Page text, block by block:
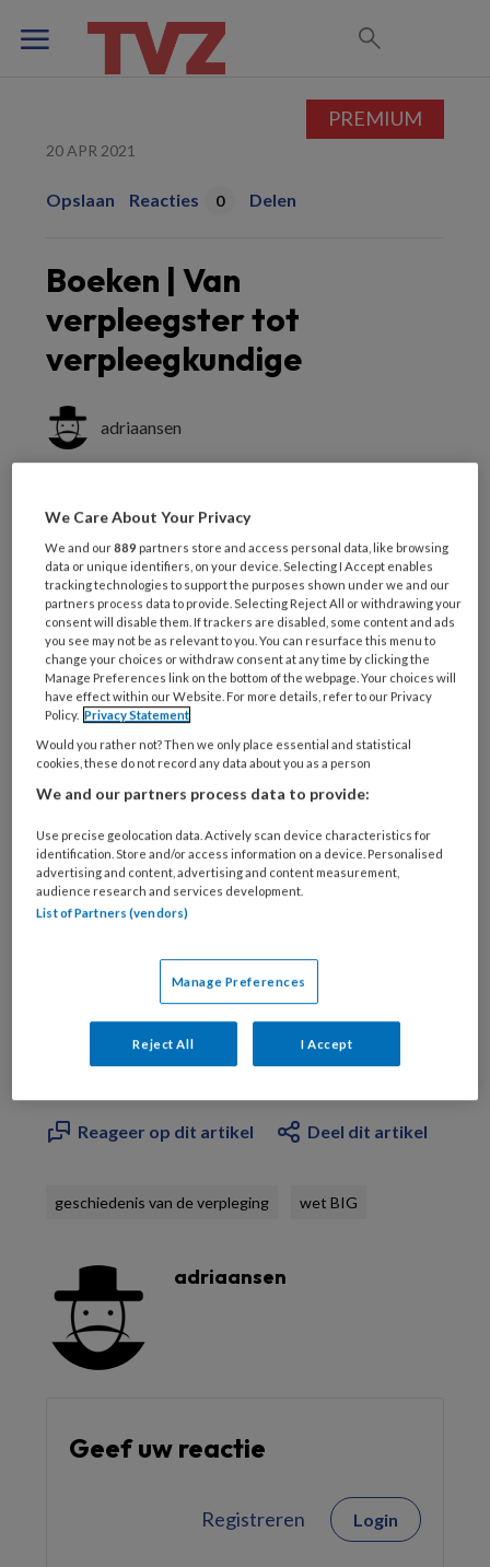
20 APR 2021
Opslaan Reacties 0 Delen
Boeken | Van
verpleegster tot
verpleegkundige
adriaansen
geleden dat de 'Wet tot wettelijke
bescherming van het diploma voor
ziekenverpleging' tot stand kwam.
Daarom schreef Rob van der Peet het
boek Van Verpleegster tot
Verpleegkundige.
Hoe is het boek tot stand
PREMIUM
Al abonnee?Log dan in
PREMIUM
Reageer op dit artikel Deel dit artikel
geschiedenis van de verpleging wet BIG
adriaansen
Geef uw reactie
Registreren Login
We Care About Your Privacy
We and our889 partners store and access personal data, like browsing
data or unique identifiers, on your device. Selecting I Accept enables
tracking technologies to support the purposes shown under we and our
partners process data to provide. Selecting Reject All or withdrawing your
consent will disable them. If trackers are disabled, some content and ads
you see may not be as relevant to you. You can resurface this menu to
change your choices or withdraw consent at any time by clicking the
Manage Preferences link on the bottom of the webpage. Your choices will
have effect within our Website. For more details, refer to our Privacy
Policy. Privacy Statement
Would you rather not? Then we only place essential and statistical
cookies, these do not record any data about you as a person
We and our partners process data to provide:
Use precise geolocation data. Actively scan device characteristics for
identification. Store and/or access information on a device. Personalised
advertising and content, advertising and content measurement,
audience research and services development.
List of Partners (vendors)
Manage Preferences
Reject All I Accept